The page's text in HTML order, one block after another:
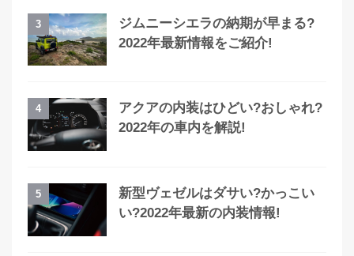
3
ジムニーシエラの納期が早まる?
2022年最新情報をご紹介!
4
アクアの内装はひどい?おしゃれ?
2022年の車内を解説!
5
新型ヴェゼルはダサい?かっこい
い?2022年最新の内装情報!